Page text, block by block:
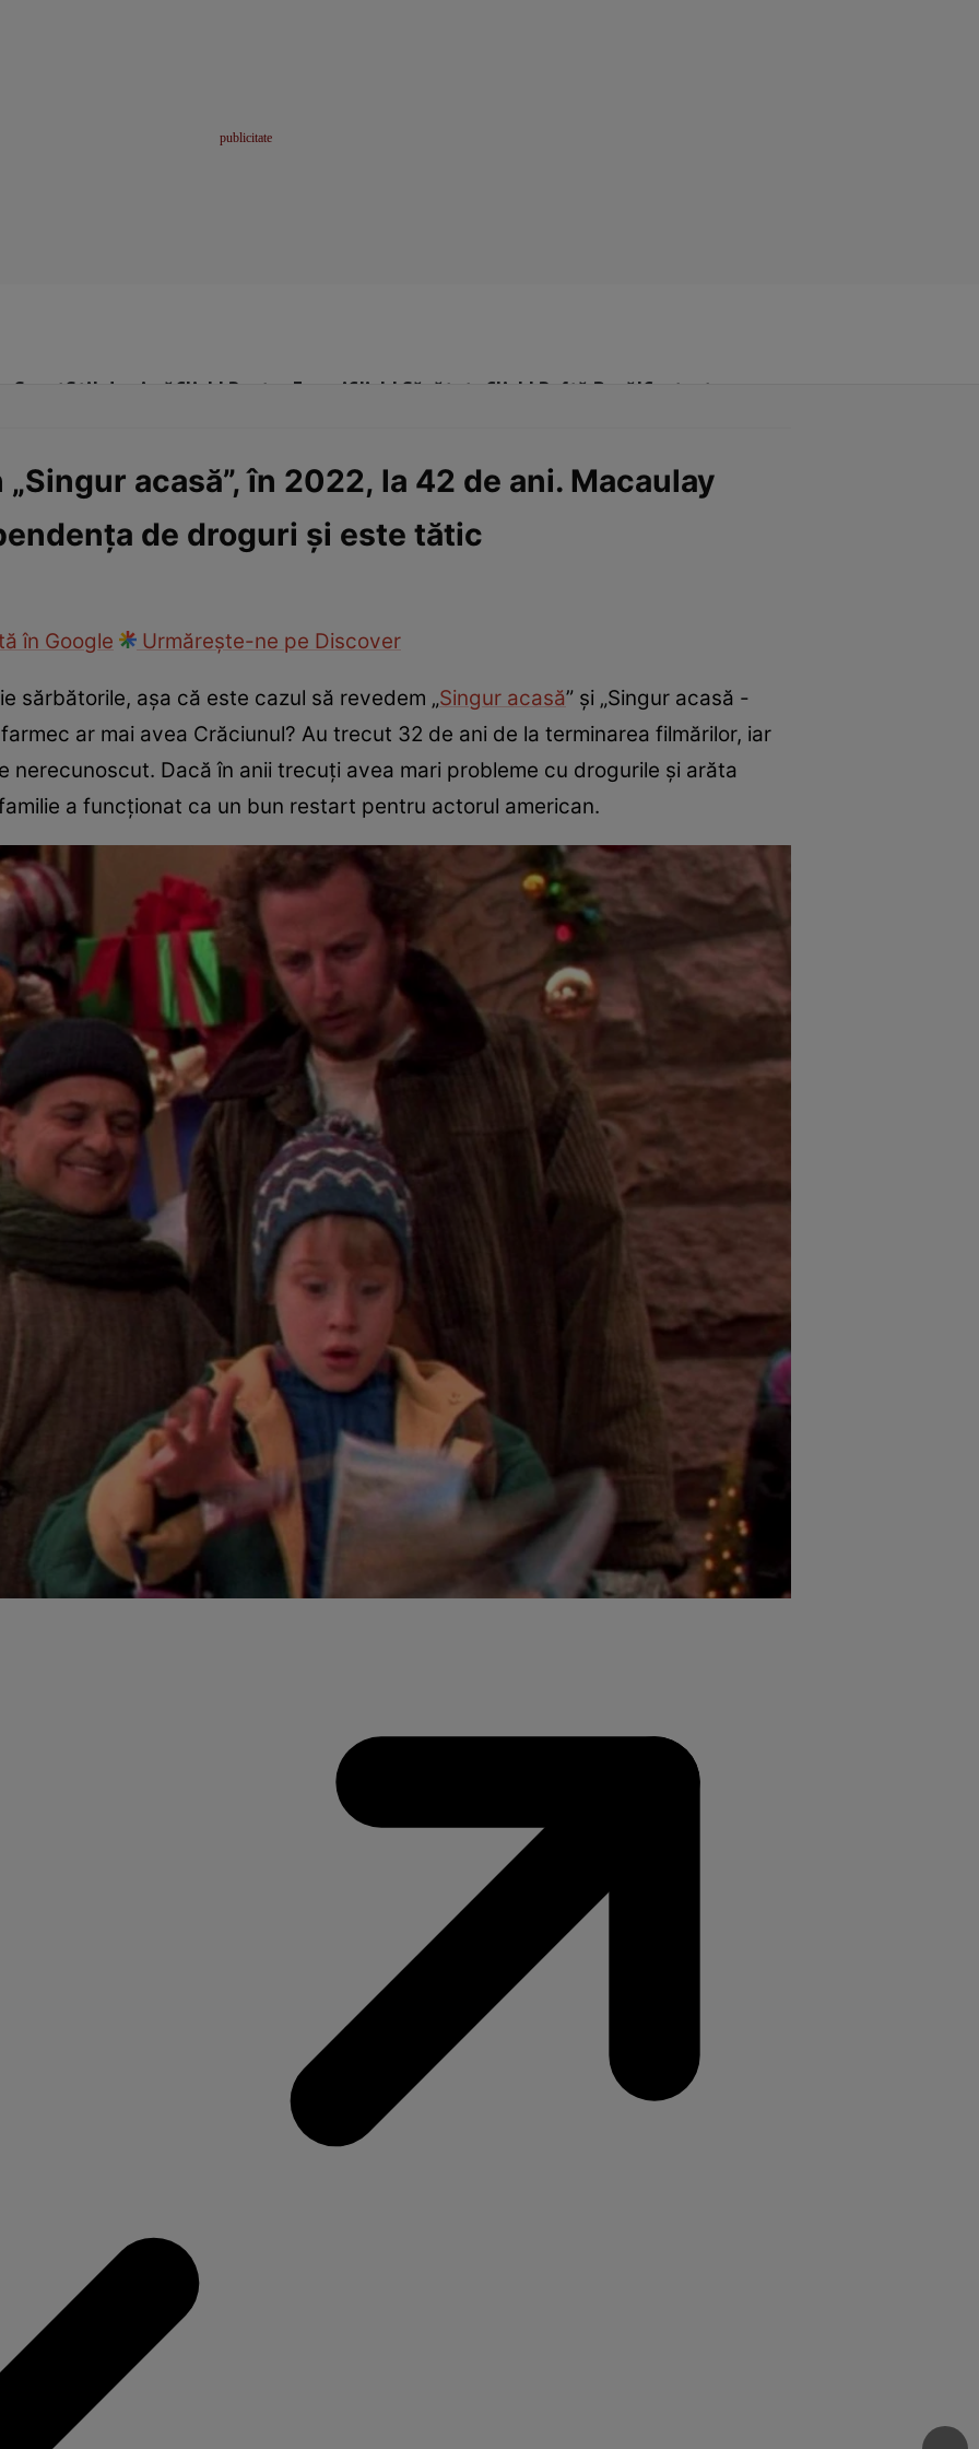
SportStil de viațăClick! Pentru FemeiClick! Sănătate Click! Poftă Bună!Contact
la cuțiteEurovison
acasă”, în 2022, la 42 de ani. Macaulay
de droguri și este tătic
în Google Urmărește-ne pe Discover
sărbătorile, așa că este cazul să revedem „Singur acasă” și „Singur acasă -
ar mai avea Crăciunul? Au trecut 32 de ani de la terminarea filmărilor, iar
nerecunoscut. Dacă în anii trecuți avea mari probleme cu drogurile și arăta
a funcționat ca un bun restart pentru actorul american.